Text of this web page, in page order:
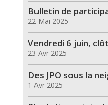
Bulletin de
22 Mai 2025
Vendredi 6 juin,
23 Avr 2025
Des JPO sous la
1 Avr 2025